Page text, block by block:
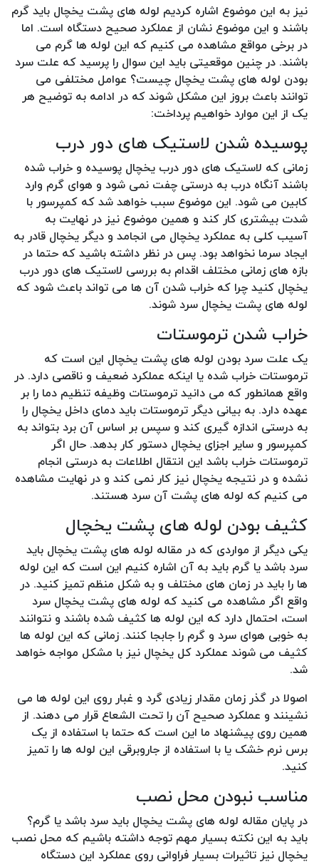
نیز به این موضوع اشاره کردیم لوله های پشت یخچال باید گرم
باشند و این موضوع نشان از عملکرد صحیح دستگاه است. اما
در برخی مواقع مشاهده می کنیم که این لوله ها گرم می
باشند. در چنین موقعیتی باید این سوال را پرسید که علت سرد
بودن لوله های پشت یخچال چیست؟ عوامل مختلفی می
توانند باعث بروز این مشکل شوند که در ادامه به توضیح هر
یک از این موارد خواهیم پرداخت:
پوسیده شدن لاستیک های دور درب
زمانی که لاستیک های دور درب یخچال پوسیده و خراب شده
باشند آنگاه درب به درستی چفت نمی شود و هوای گرم وارد
کابین می شود. این موضوع سبب خواهد شد که کمپرسور با
شدت بیشتری کار کند و همین موضوع نیز در نهایت به
آسیب کلی به عملکرد یخچال می انجامد و دیگر یخچال قادر به
ایجاد سرما نخواهد بود. پس در نظر داشته باشید که حتما در
بازه های زمانی مختلف اقدام به بررسی لاستیک های دور درب
یخچال کنید چرا که خراب شدن آن ها می تواند باعث شود که
لوله های پشت یخچال سرد شوند.
خراب شدن ترموستات
یک علت سرد بودن لوله های پشت یخچال این است که
ترموستات خراب شده یا اینکه عملکرد ضعیف و ناقصی دارد. در
واقع همانطور که می دانید ترموستات وظیفه تنظیم دما را بر
عهده دارد. به بیانی دیگر ترموستات باید دمای داخل یخچال را
به درستی اندازه گیری کند و سپس بر اساس آن برد بتواند به
کمپرسور و سایر اجزای یخچال دستور کار بدهد. حال اگر
ترموستات خراب باشد این انتقال اطلاعات به درستی انجام
نشده و در نتیجه یخچال نیز کار نمی کند و در نهایت مشاهده
می کنیم که لوله های پشت آن سرد هستند.
کثیف بودن لوله های پشت یخچال
یکی دیگر از مواردی که در مقاله لوله های پشت یخچال باید
سرد باشد یا گرم باید به آن اشاره کنیم این است که این لوله
ها را باید در زمان های مختلف و به شکل منظم تمیز کنید. در
واقع اگر مشاهده می کنید که لوله های پشت یخچال سرد
است، احتمال دارد که این لوله ها کثیف شده باشند و نتوانند
به خوبی هوای سرد و گرم را جابجا کنند. زمانی که این لوله ها
کثیف می شوند عملکرد کل یخچال نیز با مشکل مواجه خواهد
شد.
اصولا در گذر زمان مقدار زیادی گرد و غبار روی این لوله ها می
نشینند و عملکرد صحیح آن را تحت الشعاع قرار می دهند. از
همین روی پیشنهاد ما این است که حتما با استفاده از یک
برس نرم خشک یا با استفاده از جاروبرقی این لوله ها را تمیز
کنید.
مناسب نبودن محل نصب
در پایان مقاله لوله های پشت یخچال باید سرد باشد یا گرم؟
باید به این نکته بسیار مهم توجه داشته باشیم که محل نصب
یخچال نیز تاثیرات بسیار فراوانی روی عملکرد این دستگاه